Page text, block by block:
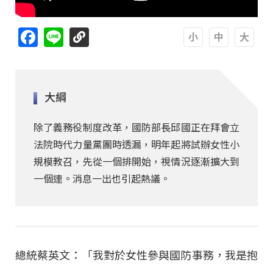
Facebook
Line
大綱
除了義務役制度改革，國防部長邱國正在拜會立
法院時代力量黨團時透漏，明年起將試辦女性小
規模教召，先從一個排開始，視情況逐漸擴大到
一個連。消息一出也引起熱議。
總統蔡英文：「我對於女性參與國防事務，我是抱